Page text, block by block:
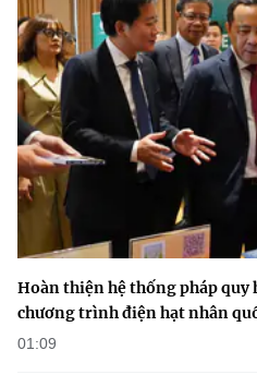
Hoàn thiện hệ thống pháp quy
chương trình điện hạt nhân
01:09